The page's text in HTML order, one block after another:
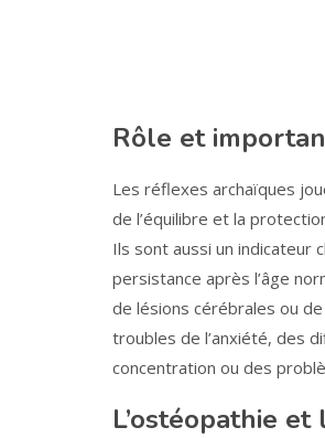
Rôle et
Les réflexes archaïques
de l’équilibre et la
Ils sont aussi un indicateur
persistance après l’âge
de lésions cérébrales ou
troubles de l’anxiété, des
concentration ou des
L’ostéopathie